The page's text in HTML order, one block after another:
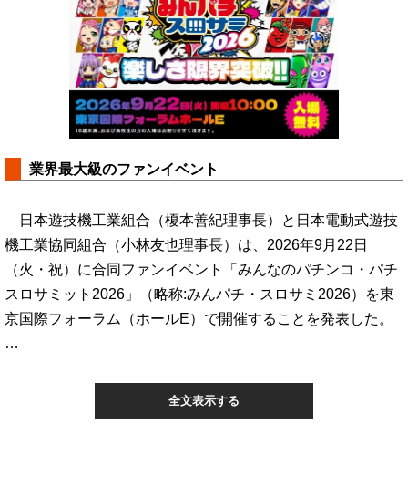
業界最大級のファンイベント
日本遊技機工業組合（榎本善紀理事長）と日本電動式遊技
機工業協同組合（小林友也理事長）は、2026年9月22日
（火・祝）に合同ファンイベント「みんなのパチンコ・パチ
スロサミット2026」（略称:みんパチ・スロサミ2026）を東
京国際フォーラム（ホールE）で開催することを発表した。
…
全文表示する